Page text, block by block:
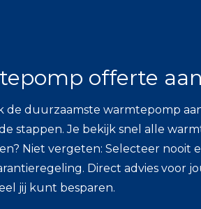
offerte
de duurzaamste warmtepomp
stappen. Je bekijk snel alle
Niet vergeten: Selecteer nooit
Direct advies voor
jij kunt besparen.